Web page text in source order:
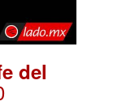
del